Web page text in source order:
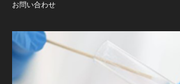
お問い合わせ